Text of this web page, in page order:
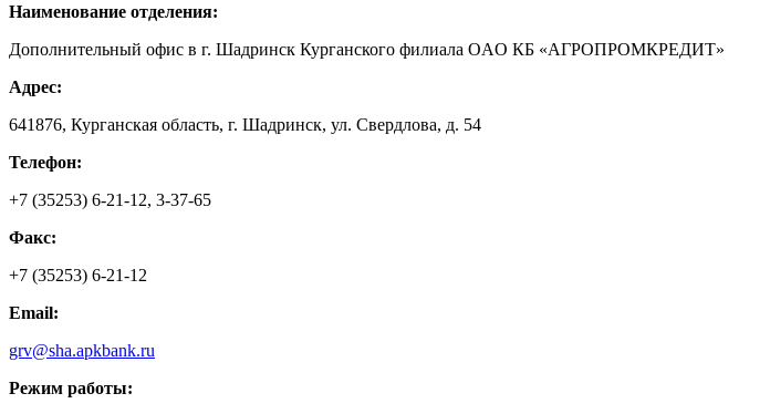
Наименование отделения:
Дополнительный офис в г. Шадринск Курганского филиала ОAО КБ «АГРОПРОМКРЕДИТ»
Адрес:
641876, Курганская область, г. Шадринск, ул. Свердлова, д. 54
Телефон:
+7 (35253) 6-21-12, 3-37-65
Факс:
+7 (35253) 6-21-12
Email:
grv@sha.apkbank.ru
Режим работы: